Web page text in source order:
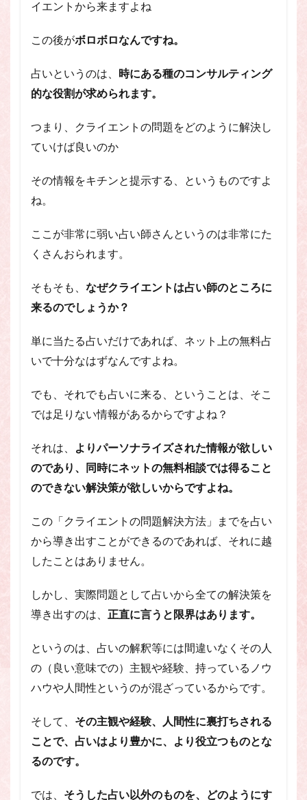
イエントから来ますよね
この後がボロボロなんですね。
占いというのは、
時にある種のコンサルティング
的な役割が求められます。
つまり、クライエントの問題をどのように解決し
ていけば良いのか
その情報をキチンと提示する、というものですよ
ね。
ここが非常に弱い占い師さんというのは非常にた
くさんおられます。
そもそも、 なぜクライエントは占い師のところに
来るのでしょうか？
単に当たる占いだけであれば、ネット上の無料占
いで十分なはずなんですよね。
でも、それでも占いに来る、ということは、そこ
では足りない情報があるからですよね？
それは、
よりパーソナライズされた情報が欲しい
のであり、同時にネットの無料相談では得ること
のできない解決策が欲しいからですよね。
この「クライエントの問題解決方法」までを占い
から導き出すことができるのであれば、それに越
したことはありません。
しかし、実際問題として占いから全ての解決策を
導き出すのは、 正直に言うと限界はあります。
というのは、占いの解釈等には間違いなくその人
の（良い意味での）主観や経験、持っているノウ
ハウや人間性というのが混ざっているからです。
そして、 その主観や経験、人間性に裏打ちされる
ことで、占いはより豊かに、より役立つものとな
るのです。
では、 そうした占い以外のものを、どのようにす